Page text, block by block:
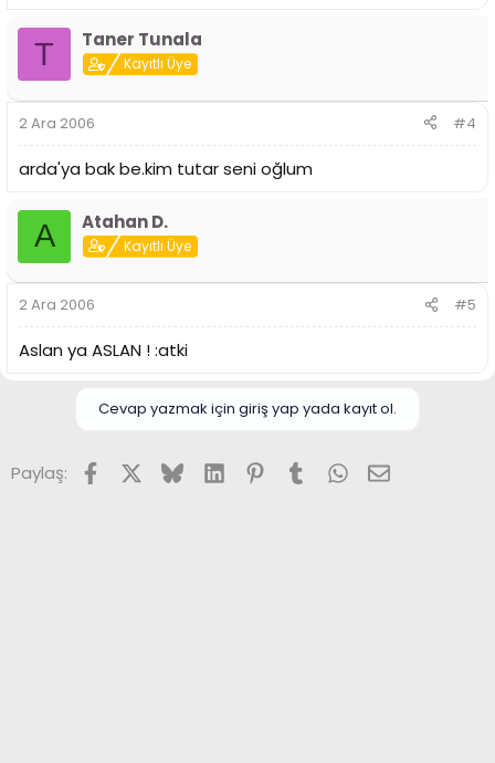
T Taner Tunala
Kayıtlı Üye
2 Ara 2006 #4
arda'ya bak be.kim tutar seni oğlum
A Atahan D.
Kayıtlı Üye
2 Ara 2006 #5
Aslan ya ASLAN ! :atki
Cevap yazmak için giriş yap yada kayıt ol.
Paylaş: FacebookX (Twitter)
BlueskyLinkedInPinterest
TumblrWhatsApp
E-posta